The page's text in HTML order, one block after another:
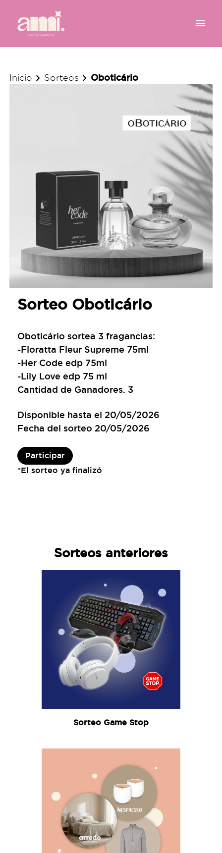
menu
Inicio chevron_right Sorteos chevron_right Oboticário
Sorteo Oboticário
Oboticário sortea 3 fragancias:
-Floratta Fleur Supreme 75ml
-Her Code edp 75ml
-Lily Love edp 75 ml
Cantidad de Ganadores. 3
Disponible hasta el 20/05/2026
Fecha del sorteo 20/05/2026
Participar
*El sorteo ya finalizó
Sorteos anteriores
Sorteo Game Stop